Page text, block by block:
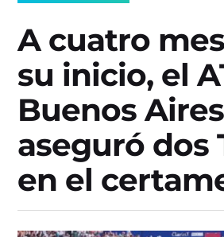
A cuatro
su inicio, el
Buenos
aseguró dos
en el